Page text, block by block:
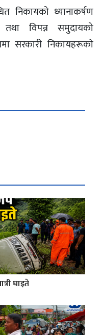
निकायको ध्यानाकर्षण
विपन्न समुदायको
सरकारी निकायहरूको
घाइते